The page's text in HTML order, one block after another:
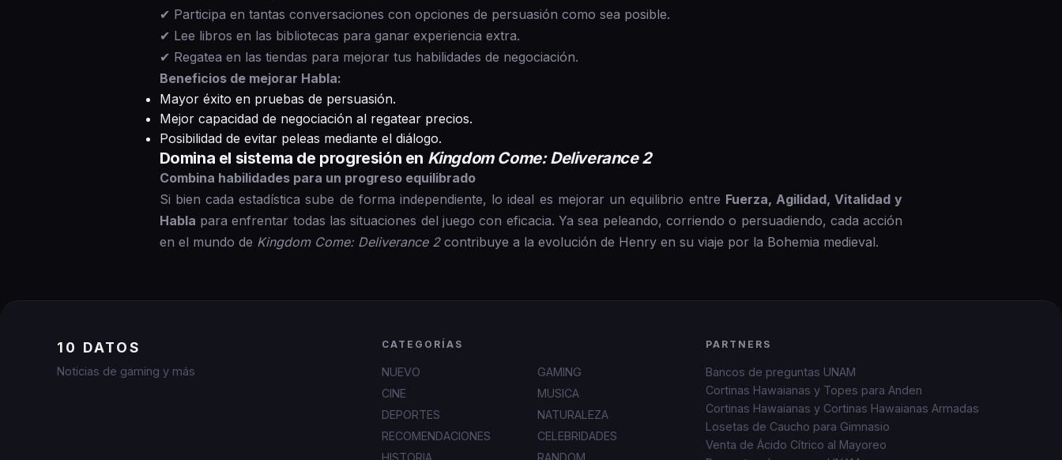
✔ Participa en tantas conversaciones con opciones de persuasión como sea posible.
✔ Lee libros en las bibliotecas para ganar experiencia extra.
✔ Regatea en las tiendas para mejorar tus habilidades de negociación.
Beneficios de mejorar Habla:
Mayor éxito en pruebas de persuasión.
Mejor capacidad de negociación al regatear precios.
Posibilidad de evitar peleas mediante el diálogo.
Domina el sistema de progresión en Kingdom Come: Deliverance 2
Combina habilidades para un progreso equilibrado
Si bien cada estadística sube de forma independiente, lo ideal es mejorar un equilibrio entre Fuerza, Agilidad, Vitalidad y
Habla para enfrentar todas las situaciones del juego con eficacia. Ya sea peleando, corriendo o persuadiendo, cada acción
en el mundo de Kingdom Come: Deliverance 2contribuye a la evolución de Henry en su viaje por la Bohemia medieval.
10 DATOS
Noticias de gaming y más
CATEGORÍAS
NUEVO
GAMING
CINE
MUSICA
DEPORTES
NATURALEZA
RECOMENDACIONES
CELEBRIDADES
HISTORIA
RANDOM
PARTNERS
Bancos de preguntas UNAM
Cortinas Hawaianas y Topes para Anden
Cortinas Hawaianas y Cortinas Hawaianas Armadas
Losetas de Caucho para Gimnasio
Venta de Ácido Cítrico al Mayoreo